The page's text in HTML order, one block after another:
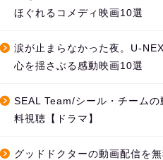
ほぐれるコメディ映画10選
涙が止まらなかった夜。U-
心を揺さぶる感動映画10選
SEAL Team/シール・チームの
料視聴【ドラマ】
グッドドクターの動画配信を